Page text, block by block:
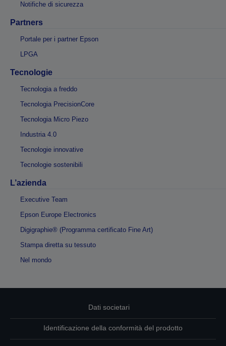
Notifiche di sicurezza
Partners
Portale per i partner Epson
LPGA
Tecnologie
Tecnologia a freddo
Tecnologia PrecisionCore
Tecnologia Micro Piezo
Industria 4.0
Tecnologie innovative
Tecnologie sostenibili
L’azienda
Executive Team
Epson Europe Electronics
Digigraphie® (Programma certificato Fine Art)
Stampa diretta su tessuto
Nel mondo
Dati societari
Identificazione della conformità del prodotto